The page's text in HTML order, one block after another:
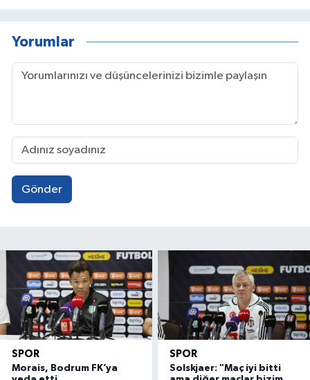
Yorumlar
Gönder
SPOR
Morais, Bodrum FK’ya
SPOR
Solskjaer: "Maç iyi bitti